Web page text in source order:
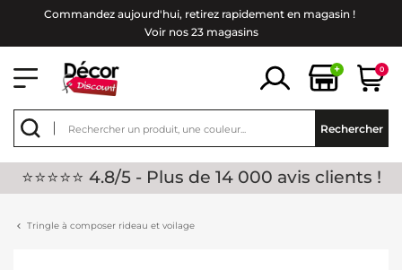
Commandez aujourd'hui, retirez rapidement en magasin !
Voir nos 23 magasins
+ 0
Rechercher
⭐⭐⭐⭐⭐ 4.8/5 - Plus de 14 000 avis clients !
Tringle à composer rideau et voilage